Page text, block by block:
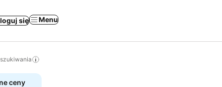
się Menu
ceny